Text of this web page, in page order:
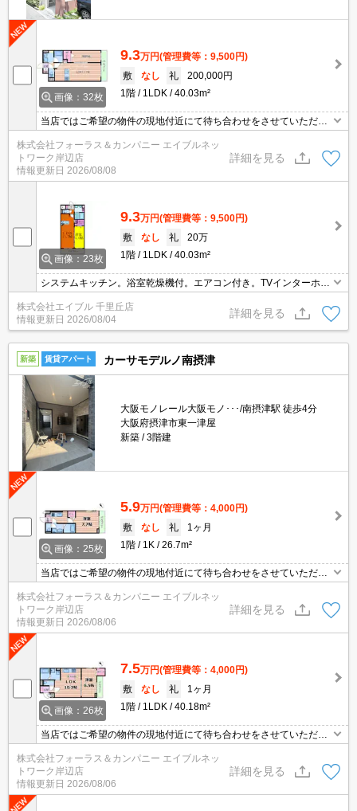
画像：32枚
9.3万円(管理費等：9,500円)
敷
なし 礼
200,000円
1階
1LDK 40.03m²
当店ではご希望の物件の現地付近にて待ち合わせをさせていただき
です。詳しくは 当店「０１２０－９６７－０９９」にお気軽にお問
合せ下さい♪
株式会社フォーラス＆カンパニー エイブルネッ
トワーク岸辺店
情報更新日 2026/08/08
詳細を見る
画像：23枚
9.3万円(管理費等：9,500円)
敷
なし 礼
20万
1階
1LDK 40.03m²
システムキッチン。浴室乾燥機付。エアコン付き。TVインターホン
株式会社エイブル 千里丘店
情報更新日 2026/08/04
詳細を見る
新築 賃貸アパート カーサモデルノ南摂津
大阪モノレール大阪モノ･･･/南摂津駅 徒歩4分
大阪府摂津市東一津屋
新築
3階建
画像：25枚
5.9万円(管理費等：4,000円)
敷
なし 礼
1ヶ月
1階
1K 26.7m²
当店ではご希望の物件の現地付近にて待ち合わせをさせていただき
です。詳しくは 当店「０１２０－９６７－０９９」にお気軽にお問
合せ下さい♪
株式会社フォーラス＆カンパニー エイブルネッ
トワーク岸辺店
情報更新日 2026/08/06
詳細を見る
画像：26枚
7.5万円(管理費等：4,000円)
敷
なし 礼
1ヶ月
1階
1LDK 40.18m²
当店ではご希望の物件の現地付近にて待ち合わせをさせていただき
です。詳しくは 当店「０１２０－９６７－０９９」にお気軽にお問
合せ下さい♪
株式会社フォーラス＆カンパニー エイブルネッ
トワーク岸辺店
情報更新日 2026/08/06
詳細を見る